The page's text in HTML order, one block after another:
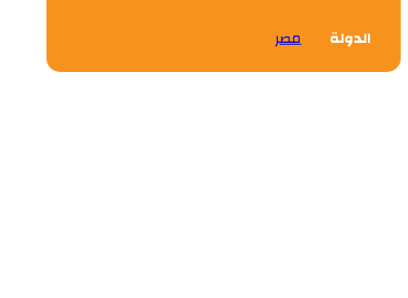
الدولة مصر